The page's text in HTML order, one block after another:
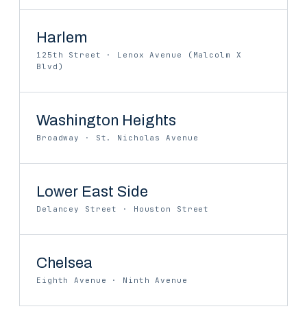
Harlem
125th Street · Lenox Avenue (Malcolm X
Blvd)
Washington Heights
Broadway · St. Nicholas Avenue
Lower East Side
Delancey Street · Houston Street
Chelsea
Eighth Avenue · Ninth Avenue